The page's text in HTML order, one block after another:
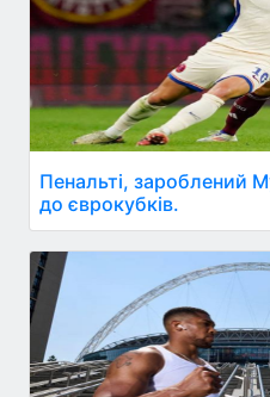
Пенальті, зароблений
до єврокубків.